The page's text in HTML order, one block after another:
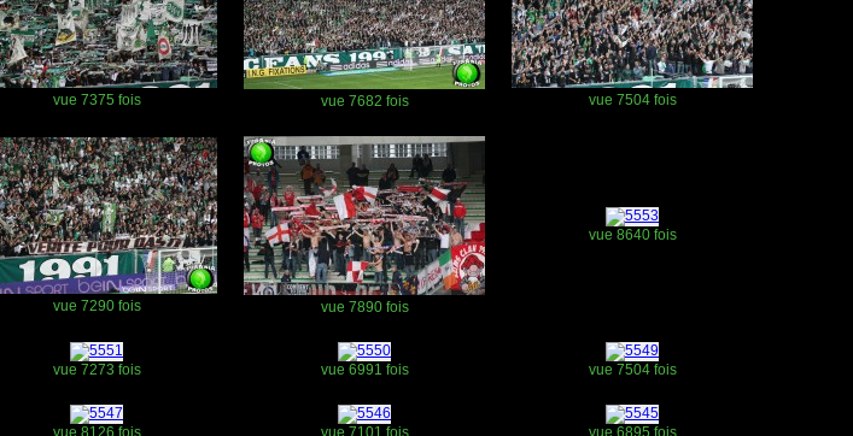
vue 7375 fois vue 7682 fois vue 7504 fois
vue 7290 fois vue 7890 fois
vue 8640 fois
vue 7273 fois vue 6991 fois vue 7504 fois
vue 8126 fois vue 7101 fois vue 6895 fois